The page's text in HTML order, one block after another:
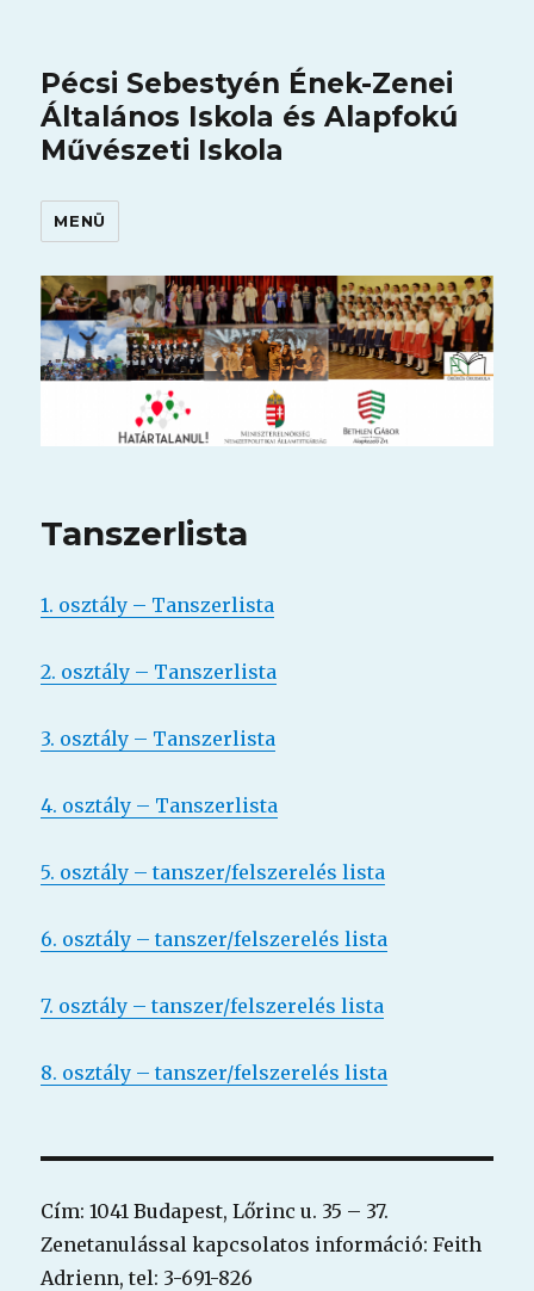
Pécsi Sebestyén Ének-Zenei
Általános Iskola és Alapfokú
Művészeti Iskola
MENÜ
Tanszerlista
1. osztály – Tanszerlista
2. osztály – Tanszerlista
3. osztály – Tanszerlista
4. osztály – Tanszerlista
5. osztály – tanszer/felszerelés lista
6. osztály – tanszer/felszerelés lista
7. osztály – tanszer/felszerelés lista
8. osztály – tanszer/felszerelés lista
Cím: 1041 Budapest, Lőrinc u. 35 – 37.
Zenetanulással kapcsolatos információ: Feith
Adrienn, tel: 3-691-826